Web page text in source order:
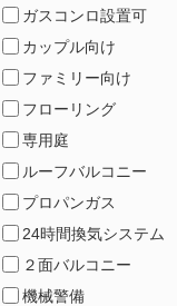
ガスコンロ設置可
カップル向け
ファミリー向け
フローリング
専用庭
ルーフバルコニー
プロパンガス
24時間換気システム
２面バルコニー
機械警備